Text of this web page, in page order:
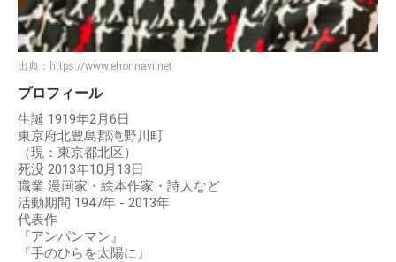
出典： https://www.ehonnavi.net
プロフィール
生誕 1919年2月6日
東京府北豊島郡滝野川町
（現：東京都北区）
死没 2013年10月13日
職業 漫画家・絵本作家・詩人など
活動期間 1947年 - 2013年
代表作
『アンパンマン』
『手のひらを太陽に』